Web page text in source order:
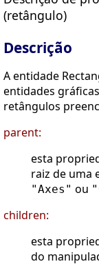
(retângulo)
Descrição
A entidade
entidades
retângulos
parent:
esta
raiz de uma
"Axes" ou
children:
esta
do